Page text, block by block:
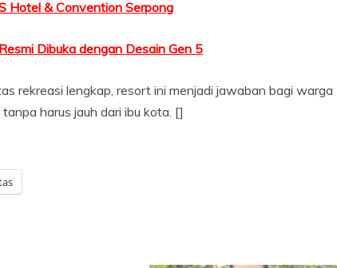
Hotel & Convention Serpong
Dibuka dengan Desain Gen 5
rekreasi lengkap, resort ini menjadi jawaban bagi warga
harus jauh dari ibu kota. []